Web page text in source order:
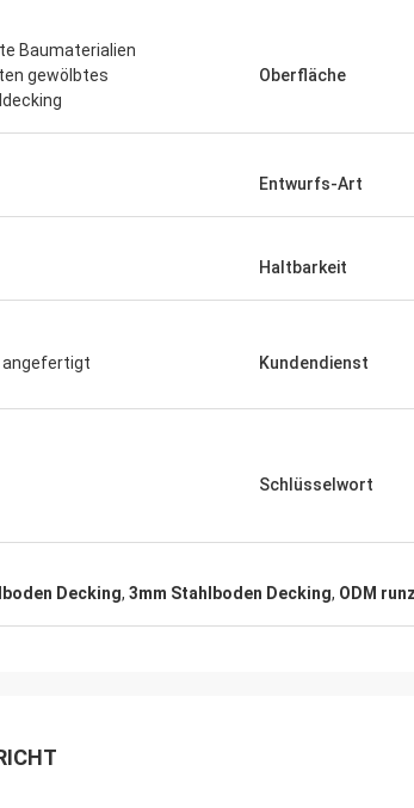
Baumaterialien
gewölbtes
Oberfläche
Entwurfs-Art
Haltbarkeit
angefertigt Kundendienst
Schlüsselwort
Decking, 3mm Stahlboden Decking, ODM